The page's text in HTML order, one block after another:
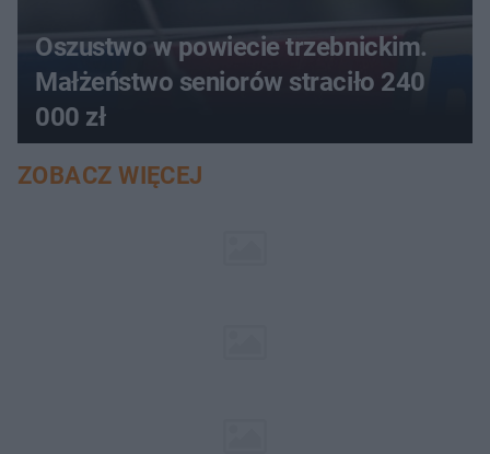
Oszustwo w powiecie trzebnickim.
Małżeństwo seniorów straciło 240
000 zł
ZOBACZ WIĘCEJ